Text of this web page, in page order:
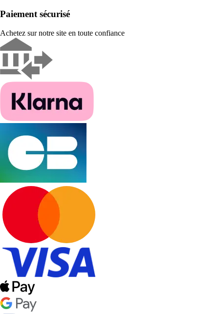
Paiement sécurisé
Achetez sur notre site en toute confiance